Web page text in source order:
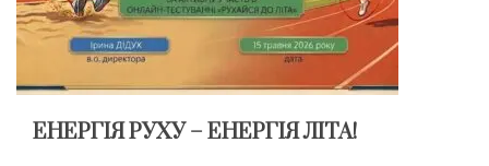
ЕНЕРГІЯ РУХУ – ЕНЕРГІЯ ЛІТА!